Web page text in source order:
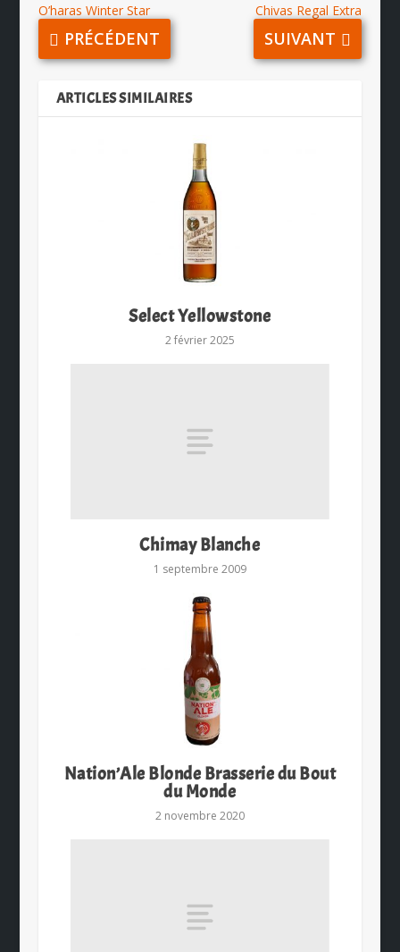
O’haras Winter Star
PRÉCÉDENT
Chivas Regal Extra
SUIVANT
ARTICLES SIMILAIRES
Select Yellowstone
2 février 2025
Chimay Blanche
1 septembre 2009
Nation’Ale Blonde Brasserie du Bout
du Monde
2 novembre 2020